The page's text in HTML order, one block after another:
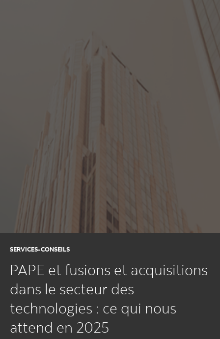
SERVICES-CONSEILS
PAPE et fusions et acquisitions
dans le secteur des
technologies : ce qui nous
attend en 2025